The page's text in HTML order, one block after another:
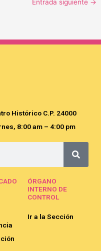
Entrada siguiente →
Histórico C.P. 24000
8:00 am – 4:00 pm
ÓRGANO
INTERNO DE
CONTROL
Ir a la Sección